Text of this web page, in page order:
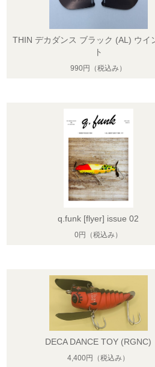
THIN デカダンス ブラック (AL) ウイ
ト
990円 （税込み）
q.funk [flyer] issue 02
0円 （税込み）
DECA DANCE TOY (RGNC)
4,400円 （税込み）